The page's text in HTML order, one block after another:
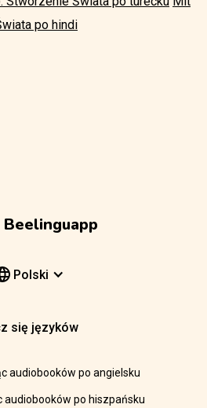
po hindi
Beelinguapp
Polski
się języków
audiobooków po angielsku
audiobooków po hiszpańsku